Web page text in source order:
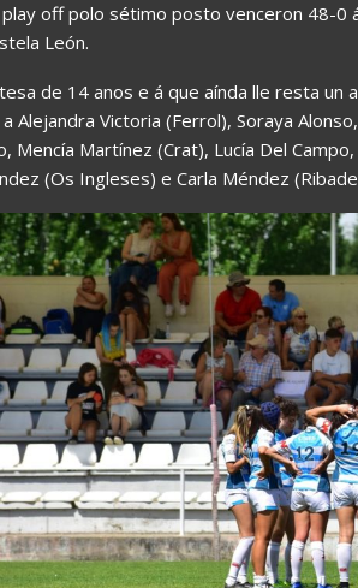
play off polo sétimo posto venceron 48-0
León.
de 14 anos e á que aínda lle resta un
Alejandra Victoria (Ferrol), Soraya
Mencía Martínez (Crat), Lucía Del
(Os Ingleses) e Carla Méndez